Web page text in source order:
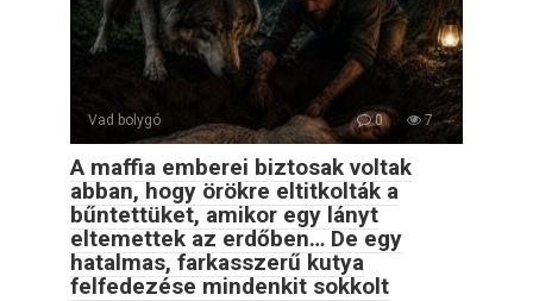
Vad bolygó 0 7
A maffia emberei biztosak voltak
abban, hogy örökre eltitkolták a
bűntettüket, amikor egy lányt
eltemettek az erdőben… De egy
hatalmas, farkasszerű kutya
felfedezése mindenkit sokkolt